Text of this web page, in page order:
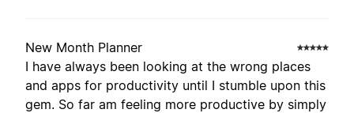
New Month Planner
I have always been looking at the wrong places
and apps for productivity until I stumble upon this
gem. So far am feeling more productive by simply